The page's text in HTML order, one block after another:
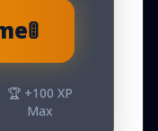
🚦
🏆 +100 XP
Max